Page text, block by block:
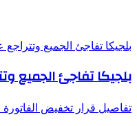
بلجيكا تفاجئ الجميع وتتراجع
بلجيكا تفاجئ الجميع
تفاصيل قرار تخفيض الفاتورة